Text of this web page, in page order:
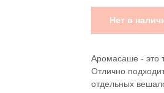
Нет в
Аромасаше - это
Отлично
отдельных